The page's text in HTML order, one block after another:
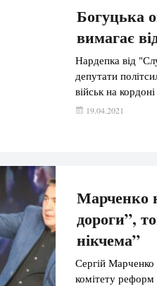
Богуцька
вимагає
Нардепка від
депутати
військ на
19.04.2021
Марченко
дороги”,
нікчема”
Сергій Марченко
комітету реформ